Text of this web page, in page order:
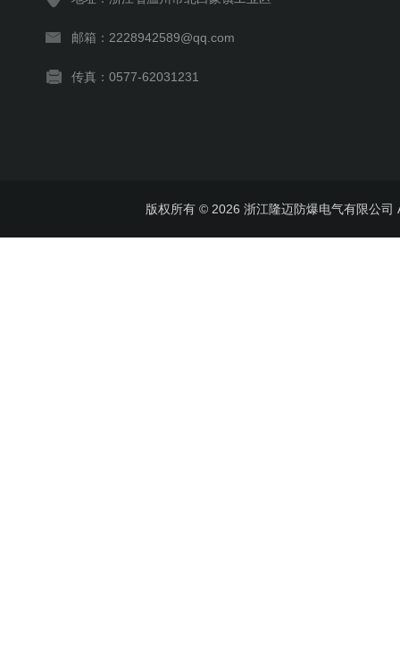
邮箱：2228942589@qq.com
传真：0577-62031231
版权所有 © 2026 浙江隆迈防爆电气有限